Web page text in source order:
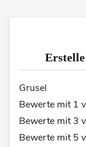
Erstelle
Grusel
Bewerte mit 1
Bewerte mit 3
Bewerte mit 5